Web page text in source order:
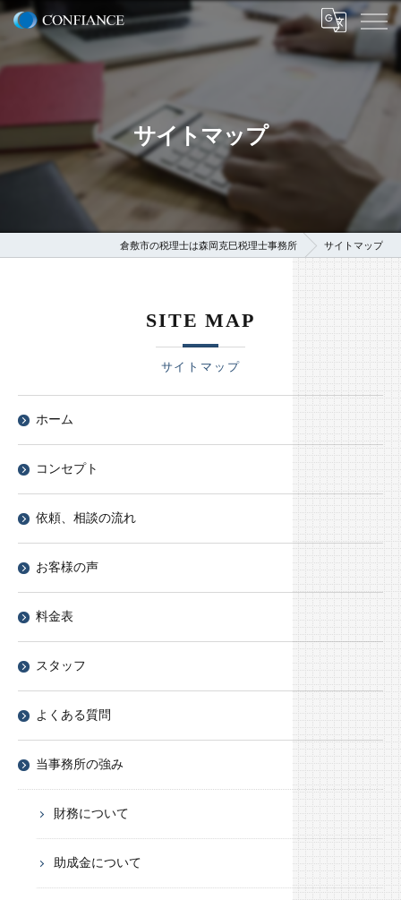
サイトマップ
倉敷市の税理士は森岡克巳税理士事務所 サイトマップ
サイトマップ
SITE MAP
ホーム
コンセプト
依頼、相談の流れ
お客様の声
料金表
スタッフ
よくある質問
当事務所の強み
財務について
助成金について